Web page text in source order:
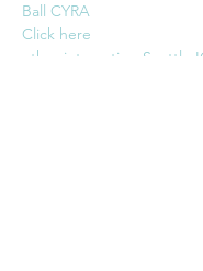
Ball CYRA
Click here
other interesting Seattle